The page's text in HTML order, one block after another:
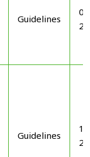
Guidelines
Guidelines